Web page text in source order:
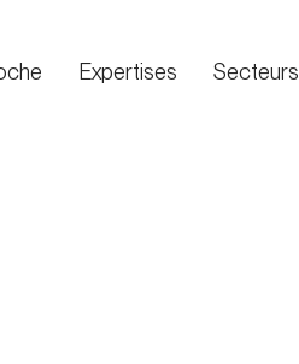
Expertises Secteurs